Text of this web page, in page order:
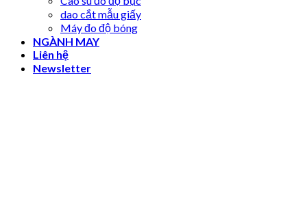
dao cắt mẫu giấy
Máy đo độ bóng
NGÀNH MAY
Liên hệ
Newsletter